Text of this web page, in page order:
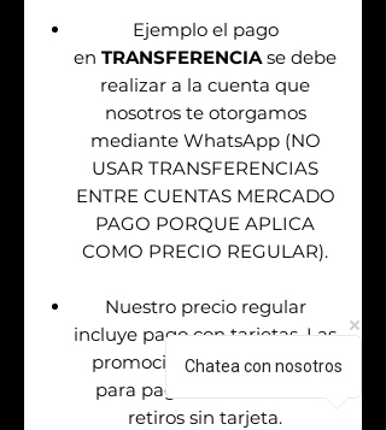
Ejemplo el pago
en TRANSFERENCIAse debe
realizar a la cuenta que
nosotros te otorgamos
mediante WhatsApp (NO
USAR TRANSFERENCIAS
ENTRE CUENTAS MERCADO
PAGO PORQUE APLICA
COMO PRECIO REGULAR).
Nuestro precio regular
incluye pago con tarjetas. Las
promociones aplican solo
para pagos en efectivo &
retiros sin tarjeta.
Chatea con nosotros